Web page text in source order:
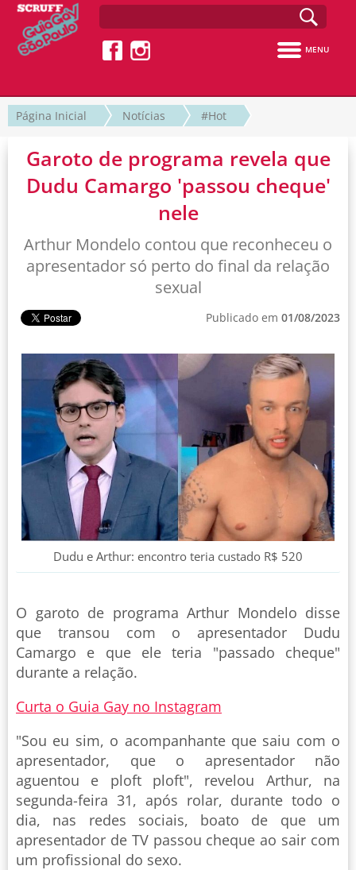
MENU
Página Inicial Notícias #Hot
Garoto de programa revela que
Dudu Camargo 'passou cheque'
nele
Arthur Mondelo contou que reconheceu o
apresentador só perto do final da relação
sexual
Publicado em 01/08/2023
Dudu e Arthur: encontro teria custado R$ 520
O garoto de programa Arthur Mondelo disse
que transou com o apresentador Dudu
Camargo e que ele teria "passado cheque"
durante a relação.
Curta o Guia Gay no Instagram
"Sou eu sim, o acompanhante que saiu com o
apresentador, que o apresentador não
aguentou e ploft ploft", revelou Arthur, na
segunda-feira 31, após rolar, durante todo o
dia, nas redes sociais, boato de que um
apresentador de TV passou cheque ao sair com
um profissional do sexo.